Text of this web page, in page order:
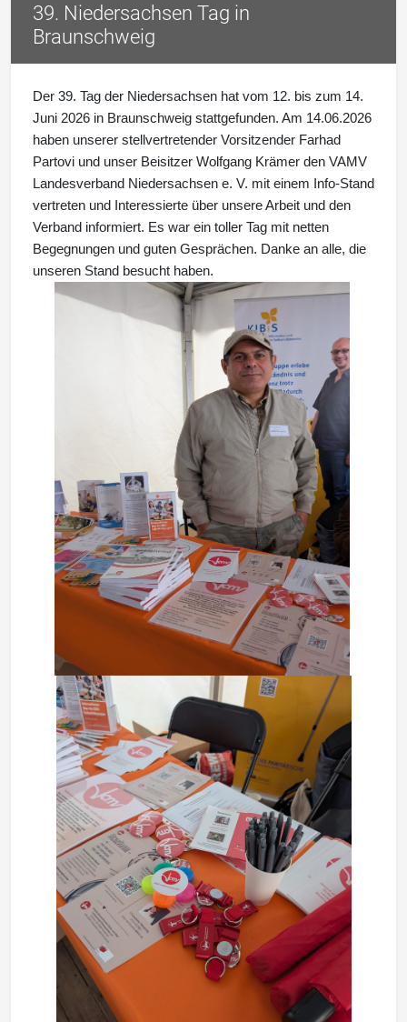
39. Niedersachsen Tag in
Braunschweig
Der 39. Tag der Niedersachsen hat vom 12. bis zum 14.
Juni 2026 in Braunschweig stattgefunden. Am 14.06.2026
haben unserer stellvertretender Vorsitzender Farhad
Partovi und unser Beisitzer Wolfgang Krämer den VAMV
Landesverband Niedersachsen e. V. mit einem Info-Stand
vertreten und Interessierte über unsere Arbeit und den
Verband informiert. Es war ein toller Tag mit netten
Begegnungen und guten Gesprächen. Danke an alle, die
unseren Stand besucht haben.